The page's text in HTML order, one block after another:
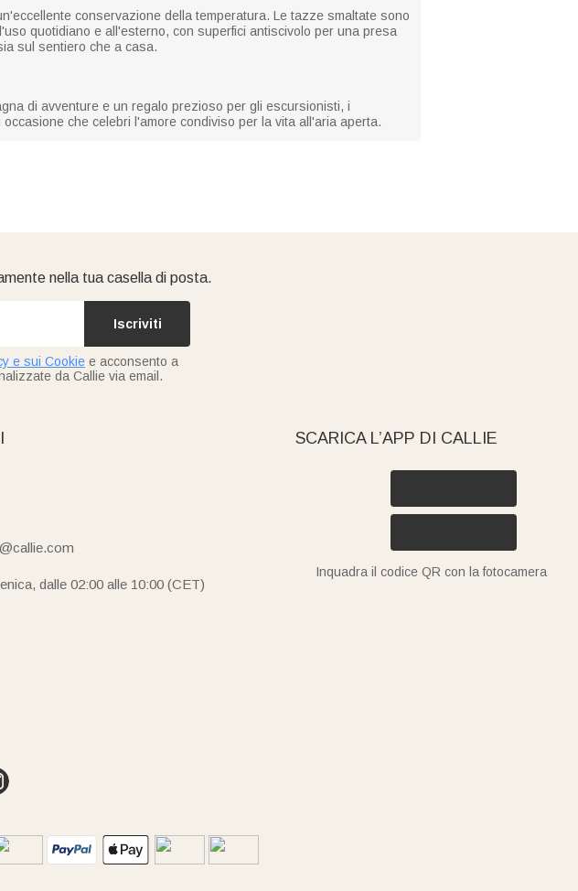
conservazione della temperatura. Le tazze smaltate sono
quotidiano e all'esterno, con superfici antiscivolo per una presa
sul sentiero che a casa.
di avventure e un regalo prezioso per gli escursionisti, i
che celebri l'amore condiviso per la vita all'aria aperta.
nella tua casella di posta.
Iscriviti
e sui Cookie e acconsento a
da Callie via email.
dalle 02:00 alle 10:00 (CET)
SCARICA L’APP DI CALLIE
Inquadra il codice QR con la fotocamera